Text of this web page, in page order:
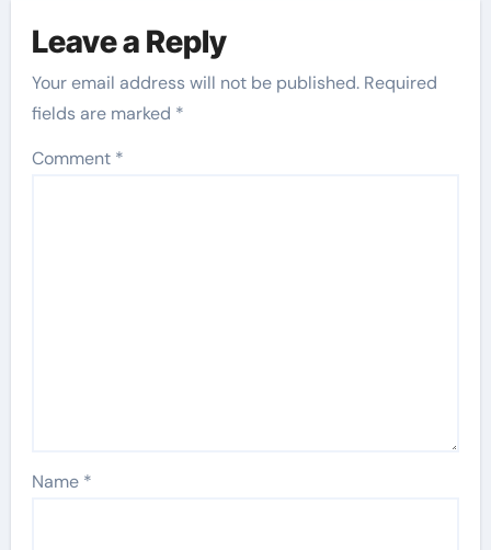
Leave a Reply
Your email address will not be published. Required
fields are marked *
Comment *
Name *